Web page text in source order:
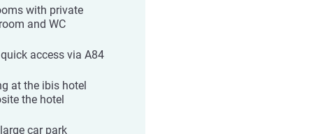
with private
and WC
access via A84
at the ibis hotel
the hotel
car park